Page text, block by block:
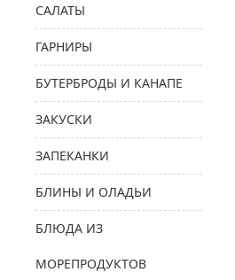
САЛАТЫ
ГАРНИРЫ
БУТЕРБРОДЫ И КАНАПЕ
ЗАКУСКИ
ЗАПЕКАНКИ
БЛИНЫ И ОЛАДЬИ
БЛЮДА ИЗ
МОРЕПРОДУКТОВ